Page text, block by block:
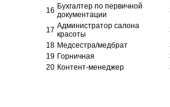
16 Бухгалтер по первичной
документации
17 Администратор салона
красоты
18 Медсестра/медбрат
19 Горничная
20 Контент-менеджер